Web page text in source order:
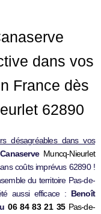
dans vos
France dès
62890
désagréables dans vos
Canaserve Muncq-Nieurlet
coûts imprévus 62890 !
du territoire Pas-de-
aussi efficace : Benoît
06 84 83 21 35 Pas-de-